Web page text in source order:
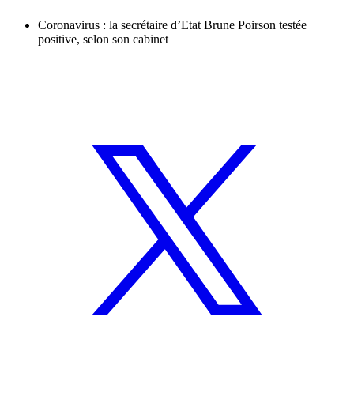
Coronavirus : la secrétaire d’Etat Brune Poirson testée
positive, selon son cabinet